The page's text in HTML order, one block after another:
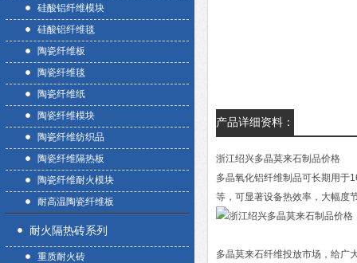
硅酸铝纤维模块
硅酸铝纤维毯
陶瓷纤维板
陶瓷纤维毯
陶瓷纤维纸
陶瓷纤维模块
陶瓷纤维纺织品
陶瓷纤维隔热板
陶瓷纤维耐火模块
耐高温陶瓷纤维板
耐火隔热砖系列
重质耐火砖
产品详细资料：
浙江绍兴多晶莫来石制品价格
多晶氧化铝纤维制品可长期用于
等，可显著设备热效率，大幅度
多晶莫来石纤维投放市场，给广